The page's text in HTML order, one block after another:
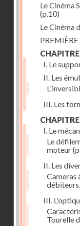
Le Cinéma
(p.10)
Le Cinéma
I. Le
II. Les
III. Les
I. Le
Le
moteur
II. Les
Cameras
III.
Tourelle